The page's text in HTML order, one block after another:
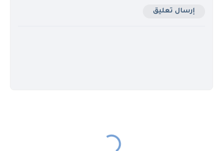
إرسال تعليق